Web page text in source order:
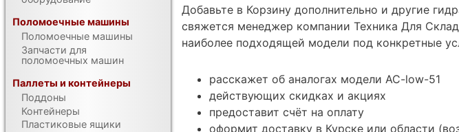
Добавьте в Корзину дополнительно и другие
свяжется менеджер компании Техника Для
наиболее подходящей модели под конкретные
расскажет об аналогах модели AC-low-51
действующих скидках и акциях
предоставит счёт на оплату
оформит доставку в Курске или области
Поломоечные машины
Поломоечные машины
Запчасти для
поломоечных машин
Паллеты и контейнеры
Поддоны
Контейнеры
Пластиковые ящики